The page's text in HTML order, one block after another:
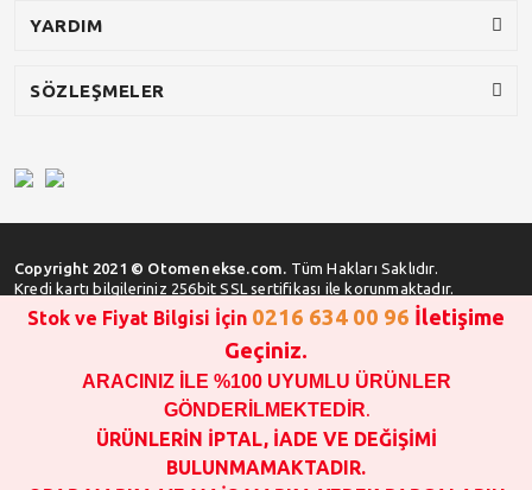
YARDIM
SÖZLEŞMELER
Copyright 2021 © Otomenekse.com. Tüm Hakları Saklıdır.
Kredi kartı bilgileriniz 256bit SSL sertifikası ile korunmaktadır.
SATIN ALMA İŞLEMİ YAPMADAN ÖNCE
STOK VE FİYAT BİLGİSİ ALINIZ !!!
1000 TL VE ÜSTÜ SİPARİŞ VERİLEBİLİR!!!
OPAR MARKA VE MAİS MARKA YEDEK PARÇALARIN
GARANTİSİ YOKTUR!!!!!!!!!!!
Stok ve Fiyat Bilgisi İçin 0216 634 00 96 İletişime
Geçiniz.
ARACINIZ İLE %100 UYUMLU ÜRÜNLER
GÖNDERİLMEKTEDİR.
ÜRÜNLERİN İPTAL, İADE VE DEĞİŞİMİ
BULUNMAMAKTADIR.